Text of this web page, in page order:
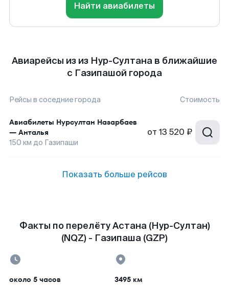
Найти авиабилеты
Авиарейсы из из Нур-Султана в ближайшие
с Газипашой города
Рейсы в соседние города Стоимость
Авиабилеты Нурсултан Назарбаев
— Анталья
150 км до Газипаши
от 13 520 ₽
Показать больше рейсов
Факты по перелёту Астана (Нур-Султан)
(NQZ) - Газипаша (GZP)
около 5 часов 3495 км